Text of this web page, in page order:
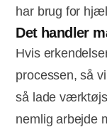
har brug for
Det handler
Hvis
processen, så
så lade
nemlig arbejde